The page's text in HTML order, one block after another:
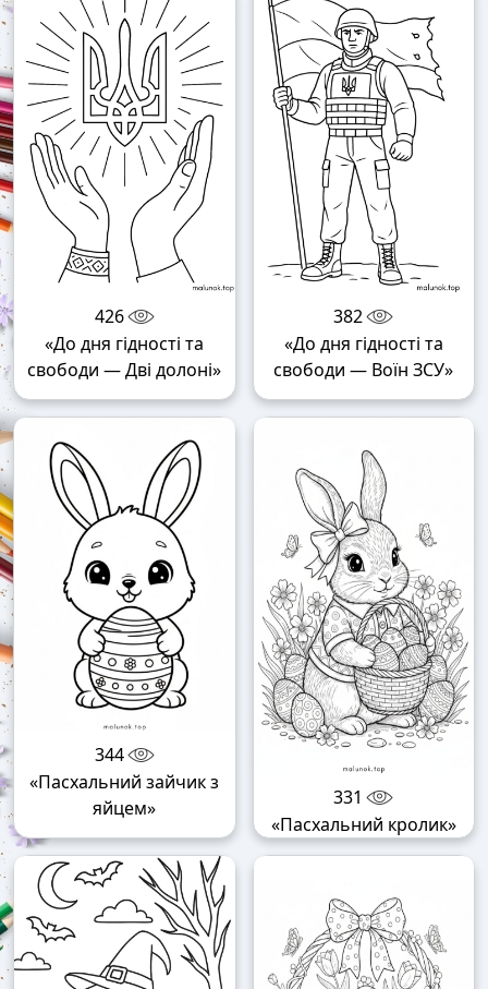
426
«До дня гідності та
свободи — Дві долоні»
382
«До дня гідності та
свободи — Воїн ЗСУ»
344
«Пасхальний зайчик з
яйцем»
331
«Пасхальний кролик»